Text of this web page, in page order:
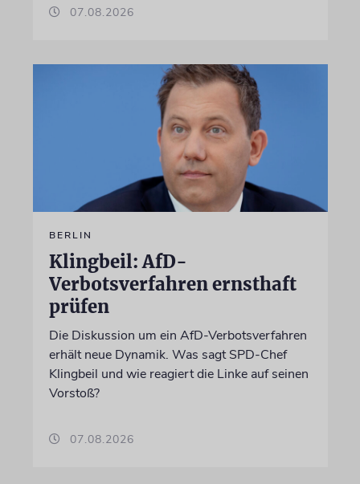
07.08.2026
BERLIN
Klingbeil: AfD-
Verbotsverfahren ernsthaft
prüfen
Die Diskussion um ein AfD-Verbotsverfahren
erhält neue Dynamik. Was sagt SPD-Chef
Klingbeil und wie reagiert die Linke auf seinen
Vorstoß?
07.08.2026